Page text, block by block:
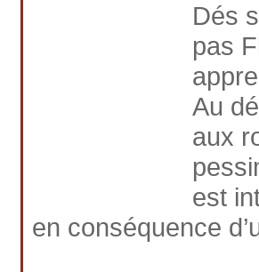
Dés
pas
Au
aux
est
en conséquence